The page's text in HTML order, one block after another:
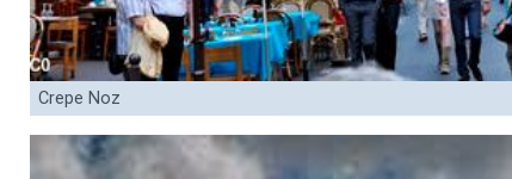
Crepe Noz